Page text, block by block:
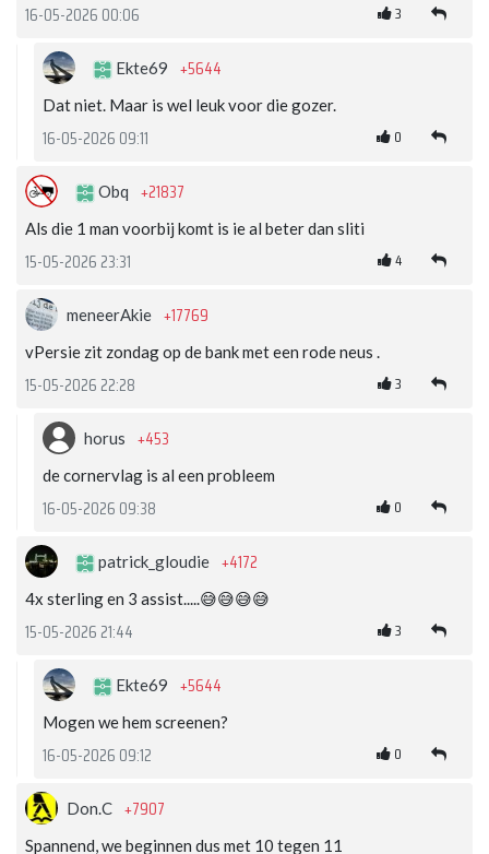
16-05-2026 00:06 3
Ekte69 +5644
Dat niet. Maar is wel leuk voor die gozer.
16-05-2026 09:11 0
Obq +21837
Als die 1 man voorbij komt is ie al beter dan sliti
15-05-2026 23:31 4
meneerAkie +17769
vPersie zit zondag op de bank met een rode neus .
15-05-2026 22:28 3
horus +453
de cornervlag is al een probleem
16-05-2026 09:38 0
patrick_gloudie +4172
4x sterling en 3 assist.....😅😅😅😅
15-05-2026 21:44 3
Ekte69 +5644
Mogen we hem screenen?
16-05-2026 09:12 0
Don.C +7907
Spannend, we beginnen dus met 10 tegen 11